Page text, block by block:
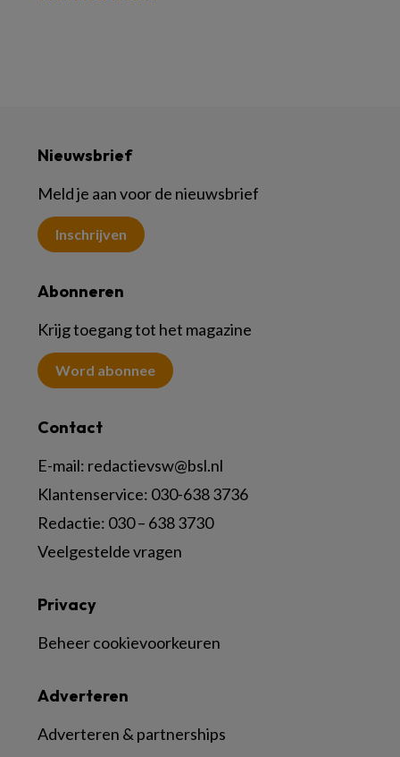
Nieuwsbrief
Meld je aan voor de nieuwsbrief
Inschrijven
Abonneren
Krijg toegang tot het magazine
Word abonnee
Contact
E-mail: redactievsw@bsl.nl
Klantenservice: 030-638 3736
Redactie: 030 – 638 3730
Veelgestelde vragen
Adverteren
Adverteren & partnerships
Privacy
Beheer cookievoorkeuren